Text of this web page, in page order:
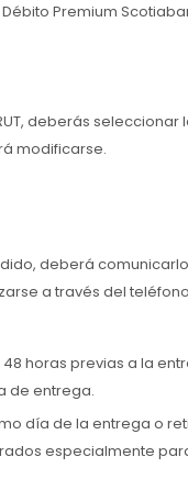
Débito Premium
deberás
modificarse.
deberá
a través del
horas previas a la
de entrega.
día de la entrega o
especialmente